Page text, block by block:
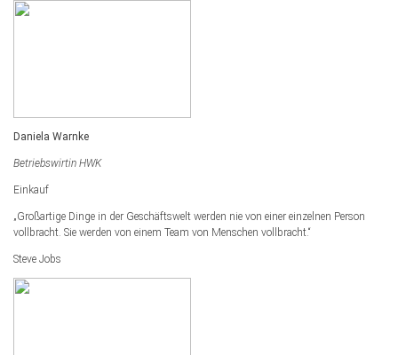
Daniela Warnke
Betriebswirtin HWK
Einkauf
„Großartige Dinge in der Geschäftswelt werden nie von einer einzelnen Person
vollbracht. Sie werden von einem Team von Menschen vollbracht.“
Steve Jobs